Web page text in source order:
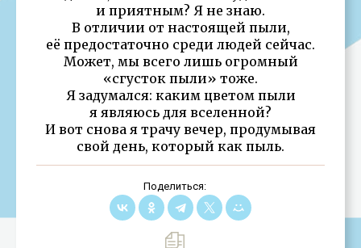
и приятным? Я не знаю.
В отличии от настоящей пыли,
её предостаточно среди людей сейчас.
Может, мы всего лишь огромный
«сгусток пыли» тоже.
Я задумался: каким цветом пыли
я являюсь для вселенной?
И вот снова я трачу вечер, продумывая
свой день, который как пыль.
Поделиться: